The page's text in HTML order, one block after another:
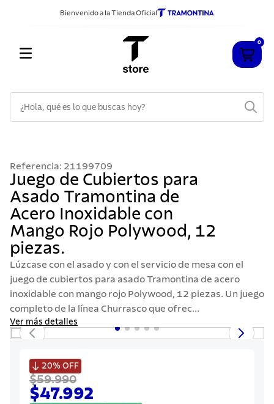
Bienvenido a la Tienda Oficial
0
Referencia: 21199709
Juego de Cubiertos para
Asado Tramontina de
Acero Inoxidable con
Mango Rojo Polywood, 12
piezas.
Lúzcase con el asado y con el servicio de mesa con el
juego de cubiertos para asado Tramontina de acero
inoxidable con mango rojo Polywood, 12 piezas. Un juego
completo de la línea Churrasco que ofrec...
Ver más detalles
 20% OFF
$59.990
$47.992
2 .
sarten
3.
cubiertos
4.
ollas
5.
acero inoxidable
6.
grano
7.
solar
cuchillo
9.
442